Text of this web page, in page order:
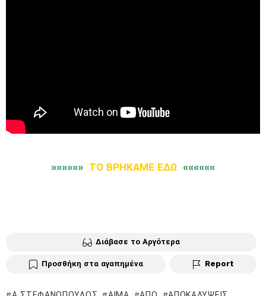
»»»»»» ΤΟ ΒΡΗΚΑΜΕ ΕΔΩ ««««««
Διάβασε το Αργότερα
Προσθήκη στα αγαπημένα Report